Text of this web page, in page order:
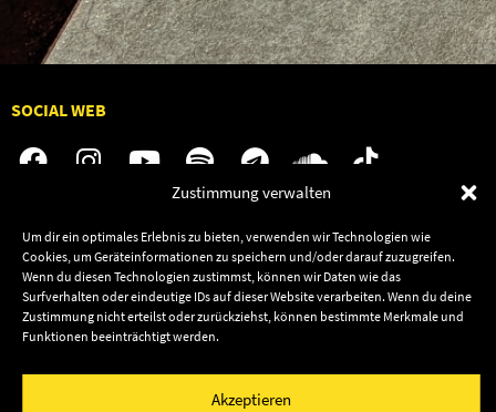
Zustimmung verwalten
Um dir ein optimales Erlebnis zu bieten, verwenden wir Technologien wie
Cookies, um Geräteinformationen zu speichern und/oder darauf zuzugreifen.
Wenn du diesen Technologien zustimmst, können wir Daten wie das
Surfverhalten oder eindeutige IDs auf dieser Website verarbeiten. Wenn du deine
Zustimmung nicht erteilst oder zurückziehst, können bestimmte Merkmale und
Funktionen beeinträchtigt werden.
Akzeptieren
SOCIAL WEB
Audiolith
News
Artists
Releases
Jobs
Kontakt
Termine
Shop
Newsletter